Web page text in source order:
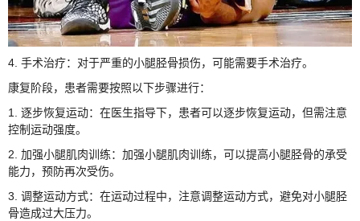
4. 手术治疗：对于严重的小腿胫骨损伤，可能需要手术治疗。
康复阶段，患者需要按照以下步骤进行：
1. 逐步恢复运动：在医生指导下，患者可以逐步恢复运动，但需注意
控制运动强度。
2. 加强小腿肌肉训练：加强小腿肌肉训练，可以提高小腿胫骨的承受
能力，预防再次受伤。
3. 调整运动方式：在运动过程中，注意调整运动方式，避免对小腿胫
骨造成过大压力。